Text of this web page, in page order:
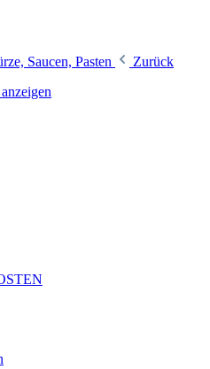
Saucen, Pasten
Zurück